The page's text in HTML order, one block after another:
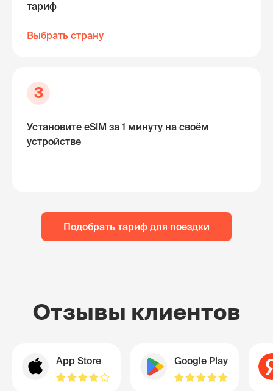
тариф
Выбрать страну
3
Установите eSIM за 1 минуту на своём
устройстве
Подобрать тариф для поездки
Отзывы клиентов
App Store Google Play